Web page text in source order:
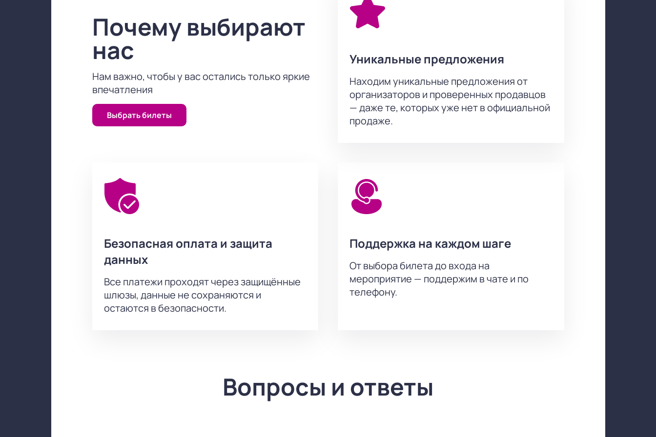
Почему выбирают
нас
Нам важно, чтобы у вас остались только яркие
впечатления
Выбрать билеты
Уникальные предложения
Находим уникальные предложения от
организаторов и проверенных продавцов
— даже те, которых уже нет в официальной
продаже.
Безопасная оплата и защита
данных
Все платежи проходят через защищённые
шлюзы, данные не сохраняются и
остаются в безопасности.
Поддержка на каждом шаге
От выбора билета до входа на
мероприятие — поддержим в чате и по
телефону.
Вопросы и ответы